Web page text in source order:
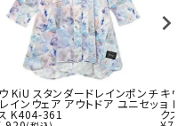
KiU スタンダードレインポンチ
インウェア アウトドア ユニセッ
K404-361
キウ
ョ レ
クス